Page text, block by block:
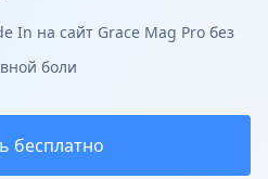
In на сайт Grace Mag Pro без
боли
бесплатно